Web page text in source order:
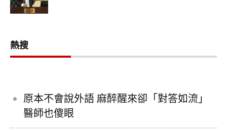
熱搜
原本不會說外語 麻醉醒來卻「對答如流」
醫師也傻眼